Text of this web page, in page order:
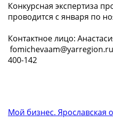
Конкурсная экспертиза
проводится с января по
Контактное лицо:
️ fomichevaam@yarregion.ru
400-142
Мой бизнес. Ярославская